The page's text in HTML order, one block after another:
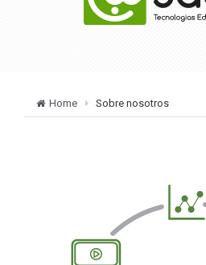
Home Sobre nosotros